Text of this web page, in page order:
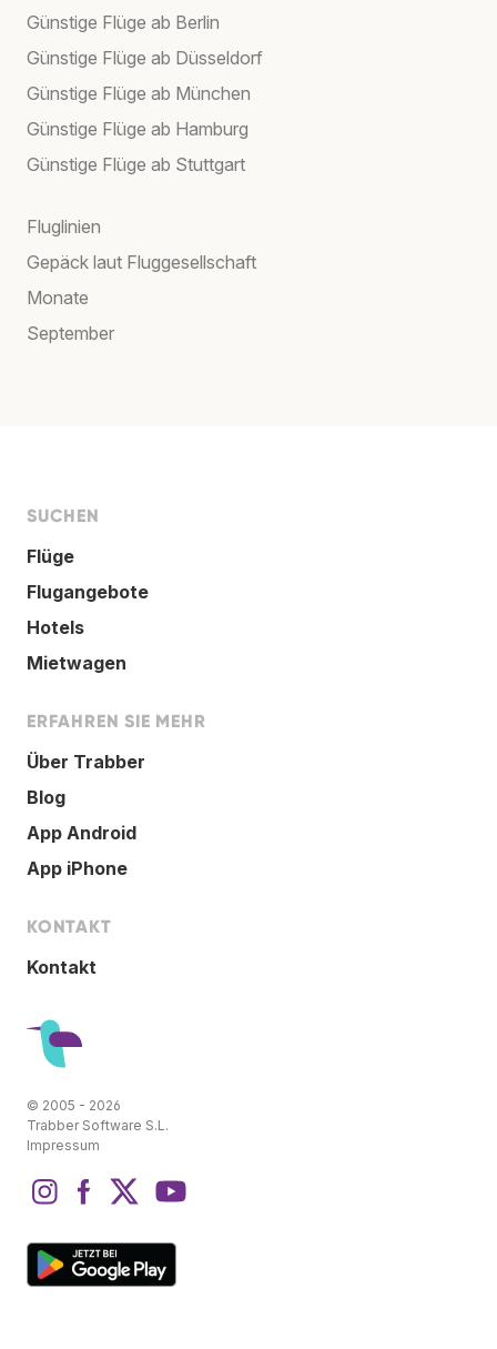
Günstige Flüge ab Berlin
Günstige Flüge ab Düsseldorf
Günstige Flüge ab München
Günstige Flüge ab Hamburg
Günstige Flüge ab Stuttgart
Fluglinien
Gepäck laut Fluggesellschaft
Monate
September
SUCHEN
Flüge
Flugangebote
Hotels
Mietwagen
ERFAHREN SIE MEHR
Über Trabber
Blog
App Android
App iPhone
KONTAKT
Kontakt
© 2005 - 2026
Trabber Software S.L.
Impressum